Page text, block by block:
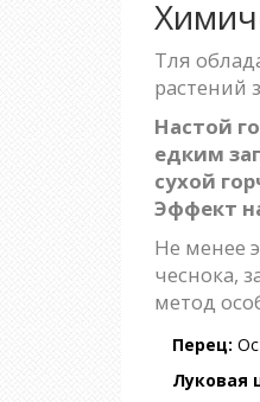
Тля
растений
Настой
едким
сухой
Эффект
Не менее
чеснока,
метод
Перец:
Луковая